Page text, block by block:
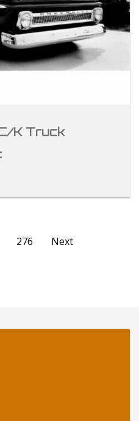
K Truck
276 Next